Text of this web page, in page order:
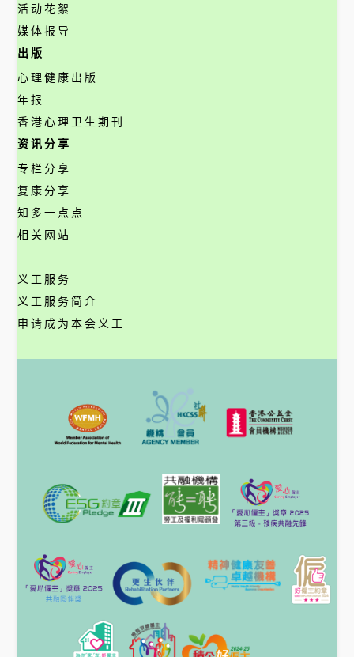
活动花絮
媒体报导
出版
心理健康出版
年报
香港心理卫生期刊
资讯分享
专栏分享
复康分享
知多一点点
相关网站
义工服务
义工服务简介
申请成为本会义工